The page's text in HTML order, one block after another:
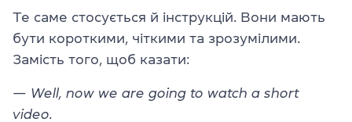
Те саме стосується й інструкцій. Вони мають
бути короткими, чіткими та зрозумілими.
Замість того, щоб казати:
— Well, now we are going to watch a short
video.